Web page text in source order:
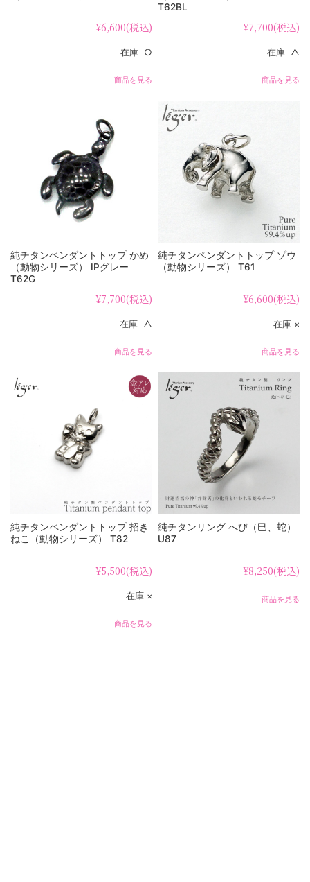
¥6,600(税込)
在庫 ○
商品を見る
T62BL
¥7,700(税込)
在庫 △
商品を見る
純チタンペンダントトップ かめ
（動物シリーズ） IPグレー
T62G
¥7,700(税込)
在庫 △
商品を見る
純チタンペンダントトップ ゾウ
（動物シリーズ） T61
¥6,600(税込)
在庫 ×
商品を見る
純チタンペンダントトップ 招き
ねこ（動物シリーズ） T82
¥5,500(税込)
在庫 ×
商品を見る
純チタンリング へび（巳、蛇）
U87
¥8,250(税込)
商品を見る